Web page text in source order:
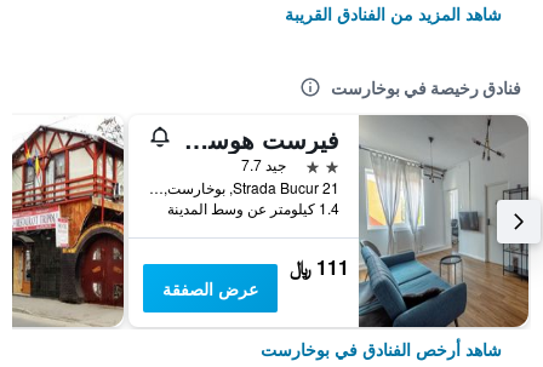
شاهد المزيد من الفنادق القريبة
فنادق رخيصة في بوخارست
فيرست هوستل بوكور 21
2 نجمتين
جيد 7.7
21 Strada Bucur, بوخارست, رومانيا
1.4 كيلومتر عن وسط المدينة
111 ﷼
عرض الصفقة
شاهد أرخص الفنادق في بوخارست